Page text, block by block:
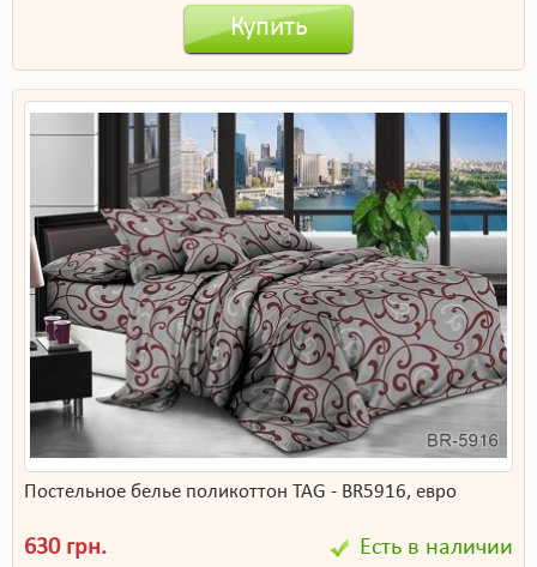
Купить
Постельное белье поликоттон TAG - BR5916, евро
630 грн. Есть в наличии